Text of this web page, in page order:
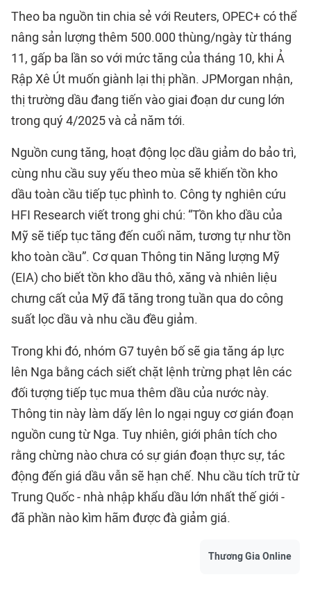
Theo ba nguồn tin chia sẻ với Reuters, OPEC+ có thể
nâng sản lượng thêm 500.000 thùng/ngày từ tháng
11, gấp ba lần so với mức tăng của tháng 10, khi Ả
Rập Xê Út muốn giành lại thị phần. JPMorgan nhận,
thị trường dầu đang tiến vào giai đoạn dư cung lớn
trong quý 4/2025 và cả năm tới.
Nguồn cung tăng, hoạt động lọc dầu giảm do bảo trì,
cùng nhu cầu suy yếu theo mùa sẽ khiến tồn kho
dầu toàn cầu tiếp tục phình to. Công ty nghiên cứu
HFI Research viết trong ghi chú: “Tồn kho dầu của
Mỹ sẽ tiếp tục tăng đến cuối năm, tương tự như tồn
kho toàn cầu”. Cơ quan Thông tin Năng lượng Mỹ
(EIA) cho biết tồn kho dầu thô, xăng và nhiên liệu
chưng cất của Mỹ đã tăng trong tuần qua do công
suất lọc dầu và nhu cầu đều giảm.
Trong khi đó, nhóm G7 tuyên bố sẽ gia tăng áp lực
lên Nga bằng cách siết chặt lệnh trừng phạt lên các
đối tượng tiếp tục mua thêm dầu của nước này.
Thông tin này làm dấy lên lo ngại nguy cơ gián đoạn
nguồn cung từ Nga. Tuy nhiên, giới phân tích cho
rằng chừng nào chưa có sự gián đoạn thực sự, tác
động đến giá dầu vẫn sẽ hạn chế. Nhu cầu tích trữ từ
Trung Quốc - nhà nhập khẩu dầu lớn nhất thế giới -
đã phần nào kìm hãm được đà giảm giá.
Thương Gia Online